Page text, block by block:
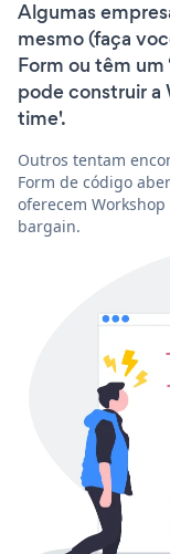
Algumas
mesmo (faça
Form ou têm
pode construir a
time'.
Outros tentam
Form de código
oferecem
bargain.